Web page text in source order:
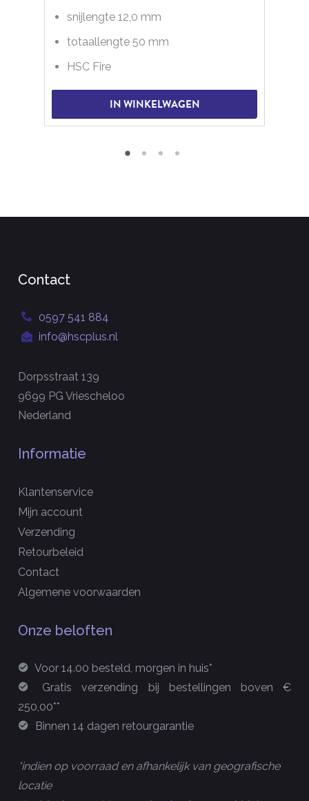
snijlengte 12,0 mm
totaallengte 50 mm
HSC Fire
IN WINKELWAGEN
Contact
0597 541 884
info@hscplus.nl
Dorpsstraat 139
9699 PG Vriescheloo
Nederland
Informatie
Klantenservice
Mijn account
Verzending
Retourbeleid
Contact
Algemene voorwaarden
Onze beloften
Voor 14.00 besteld, morgen in huis*
Gratis verzending bij bestellingen boven €
250,00**
Binnen 14 dagen retourgarantie
*indien op voorraad en afhankelijk van geografische
locatie